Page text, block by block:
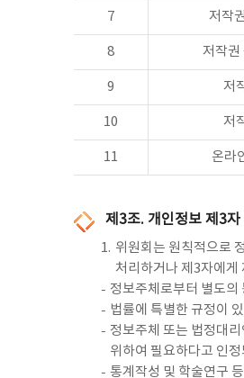
7 저작
8
저작권
9 저
10 저
11 온라
제3조. 개인정보 제3
1. 위원회는 원칙적으로
처리하거나 제3자에게
정보주체로부터 별도의
법률에 특별한 규정이
정보주체 또는 법정대
위하여 필요하다고 인
통계작성 및 학술연구